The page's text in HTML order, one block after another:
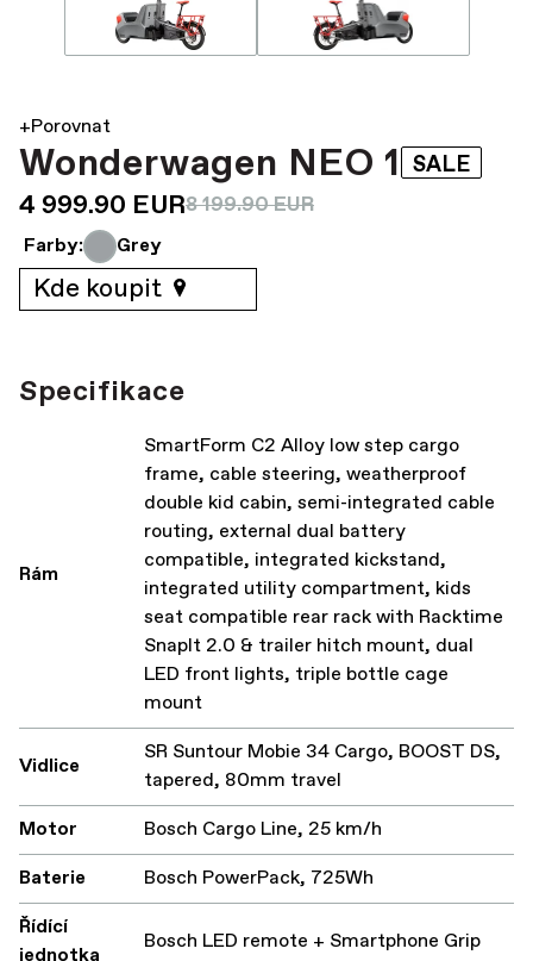
+Porovnat
Wonderwagen NEO 1 SALE
4 999.90 EUR8 199.90 EUR
Farby: Grey
Kde koupit
Specifikace
Rám
SmartForm C2 Alloy low step cargo
frame, cable steering, weatherproof
double kid cabin, semi-integrated cable
routing, external dual battery
compatible, integrated kickstand,
integrated utility compartment, kids
seat compatible rear rack with Racktime
SnapIt 2.0 & trailer hitch mount, dual
LED front lights, triple bottle cage
mount
Vidlice
SR Suntour Mobie 34 Cargo, BOOST DS,
tapered, 80mm travel
Motor
Bosch Cargo Line, 25 km/h
Baterie
Bosch PowerPack, 725Wh
Řídící
jednotka
Bosch LED remote + Smartphone Grip